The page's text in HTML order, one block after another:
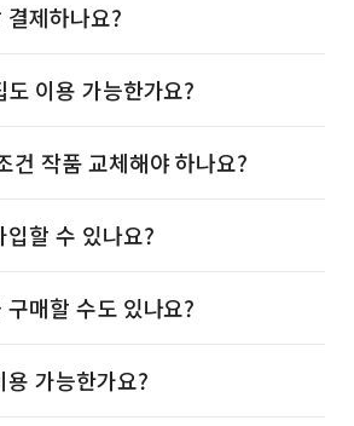
결제하나요?
도 이용 가능한가요?
건 작품 교체해야 하나요?
입할 수 있나요?
구매할 수도 있나요?
용 가능한가요?